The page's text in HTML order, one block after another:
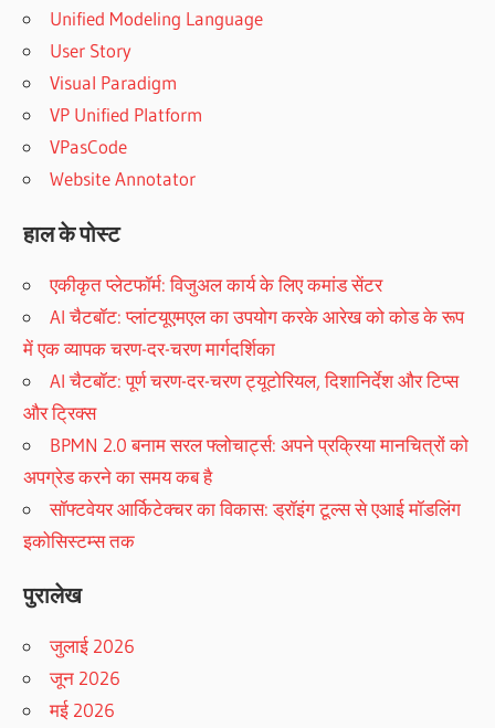
Unified Modeling Language
User Story
Visual Paradigm
VP Unified Platform
VPasCode
Website Annotator
हाल के पोस्ट
एकीकृत प्लेटफॉर्म: विजुअल कार्य के लिए कमांड सेंटर
AI चैटबॉट: प्लांटयूएमएल का उपयोग करके आरेख को कोड के रूप
में एक व्यापक चरण-दर-चरण मार्गदर्शिका
AI चैटबॉट: पूर्ण चरण-दर-चरण ट्यूटोरियल, दिशानिर्देश और टिप्स
और ट्रिक्स
BPMN 2.0 बनाम सरल फ्लोचार्ट्स: अपने प्रक्रिया मानचित्रों को
अपग्रेड करने का समय कब है
सॉफ्टवेयर आर्किटेक्चर का विकास: ड्रॉइंग टूल्स से एआई मॉडलिंग
इकोसिस्टम्स तक
पुरालेख
जुलाई 2026
जून 2026
मई 2026